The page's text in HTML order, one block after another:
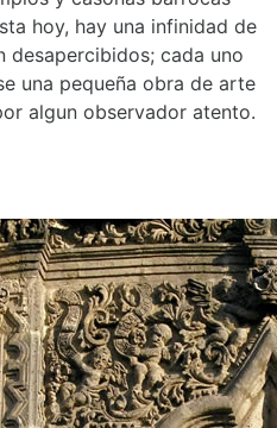
hoy, hay una infinidad de
desapercibidos; cada uno
una pequeña obra de arte
algun observador atento.